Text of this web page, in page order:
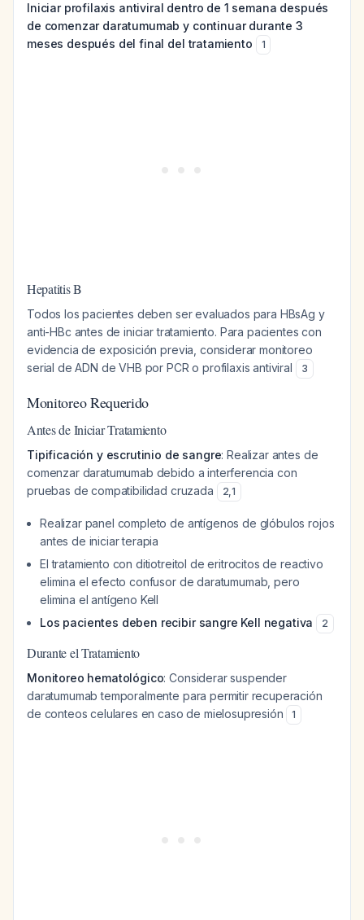
Iniciar profilaxis antiviral dentro de 1 semana después
de comenzar daratumumab y continuar durante 3
meses después del final del tratamiento
1
Hepatitis B
Todos los pacientes deben ser evaluados para HBsAg y
anti-HBc antes de iniciar tratamiento. Para pacientes con
evidencia de exposición previa, considerar monitoreo
serial de ADN de VHB por PCR o profilaxis antiviral
3
Monitoreo Requerido
Antes de Iniciar Tratamiento
Tipificación y escrutinio de sangre: Realizar antes de
comenzar daratumumab debido a interferencia con
pruebas de compatibilidad cruzada
2,1
Realizar panel completo de antígenos de glóbulos rojos
antes de iniciar terapia
El tratamiento con ditiotreitol de eritrocitos de reactivo
elimina el efecto confusor de daratumumab, pero
elimina el antígeno Kell
Los pacientes deben recibir sangre Kell negativa
2
Durante el Tratamiento
Monitoreo hematológico: Considerar suspender
daratumumab temporalmente para permitir recuperación
de conteos celulares en caso de mielosupresión
1